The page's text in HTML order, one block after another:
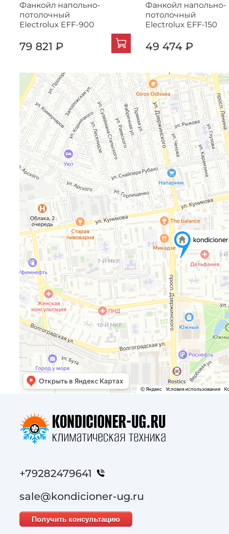
Фанкойл напольно-
потолочный
Electrolux EFF-900
79 821 ₽
Фанкойл напольно-
потолочный
Electrolux EFF-150
49 474 ₽
+79282479641
sale@kondicioner-ug.ru
Получить консультацию